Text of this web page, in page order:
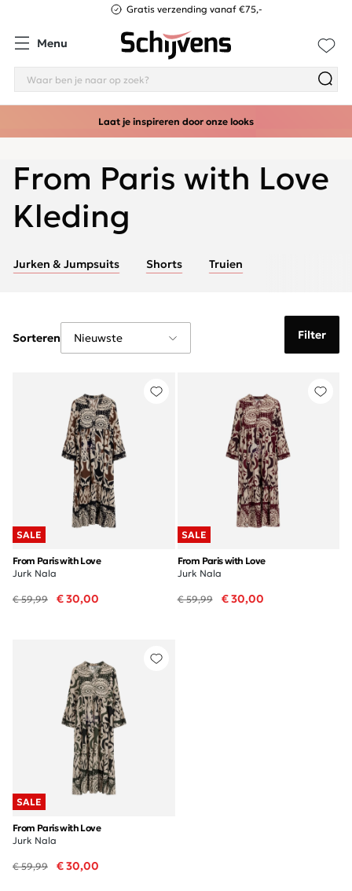
Gratis verzending vanaf €75,-
Menu
Laat je inspireren door onze looks
From Paris with Love
Kleding
Jurken & Jumpsuits Shorts Truien
Filter
Sorteren
SALE
From Paris with Love
Jurk Nala
€ 59,99 € 30,00
SALE
From Paris with Love
Jurk Nala
€ 59,99 € 30,00
SALE
From Paris with Love
Jurk Nala
€ 59,99 € 30,00